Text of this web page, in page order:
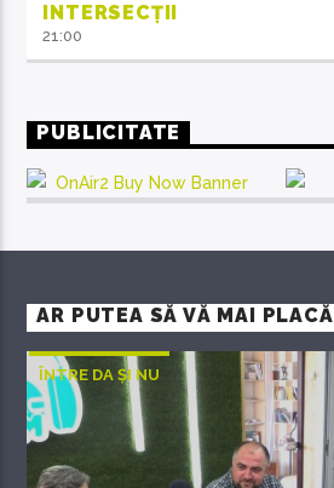
INTERSECȚII
21:00
PUBLICITATE
AR PUTEA SĂ VĂ MAI PLACĂ
ÎNTRE DA ȘI NU